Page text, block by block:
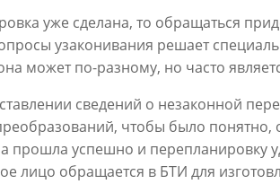
уже сделана, то обращаться
узаконивания решает
может по-разному, но часто
сведений о незаконной
чтобы было понятно,
прошла успешно и перепланировку
лицо обращается в БТИ для